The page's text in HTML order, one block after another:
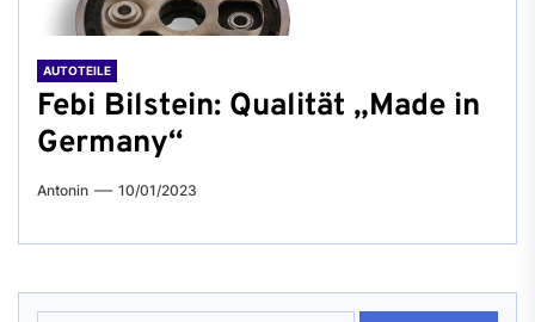
AUTOTEILE
Febi Bilstein: Qualität „Made in
Germany“
Antonin 10/01/2023